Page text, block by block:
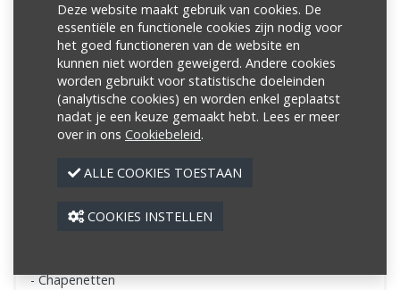
Producten
Poutrellen/Balken
Buizen
Netten
- Netten brut
- Chapenetten
Deze website maakt gebruik van cookies. De
essentiële en functionele cookies zijn nodig voor
het goed functioneren van de website en
kunnen niet worden geweigerd. Andere cookies
worden gebruikt voor statistische doeleinden
(analytische cookies) en worden enkel geplaatst
nadat je een keuze gemaakt hebt. Lees er meer
over in ons Cookiebeleid.
ALLE COOKIES TOESTAAN
COOKIES INSTELLEN